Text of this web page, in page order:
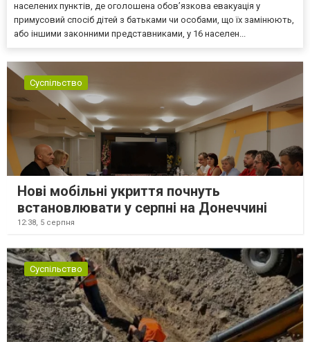
населених пунктів, де оголошена обов’язкова евакуація у
примусовий спосіб дітей з батьками чи особами, що їх замінюють,
або іншими законними представниками, у 16 населен...
Суспільство
Нові мобільні укриття почнуть
встановлювати у серпні на Донеччині
12:38, 5 серпня
Суспільство